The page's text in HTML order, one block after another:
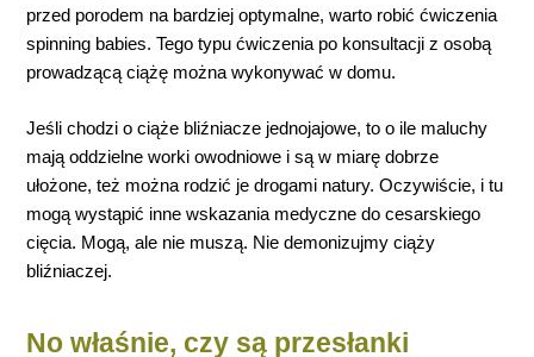
przed porodem na bardziej optymalne, warto robić ćwiczenia
spinning babies. Tego typu ćwiczenia po konsultacji z osobą
prowadzącą ciążę można wykonywać w domu.
Jeśli chodzi o ciąże bliźniacze jednojajowe, to o ile maluchy
mają oddzielne worki owodniowe i są w miarę dobrze
ułożone, też można rodzić je drogami natury. Oczywiście, i tu
mogą wystąpić inne wskazania medyczne do cesarskiego
cięcia. Mogą, ale nie muszą. Nie demonizujmy ciąży
bliźniaczej.
No właśnie, czy są przesłanki